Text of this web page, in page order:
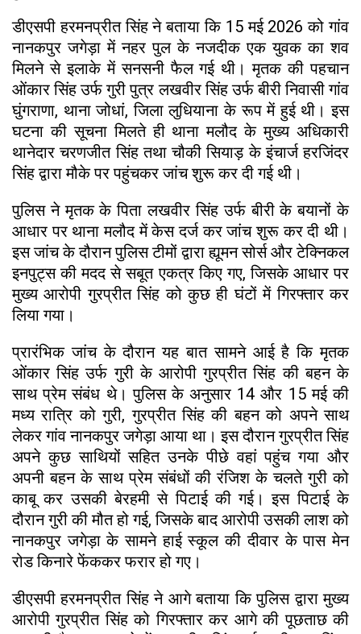
डीएसपी हरमनप्रीत सिंह ने बताया कि 15 मई 2026 को गांव
नानकपुर जगेड़ा में नहर पुल के नजदीक एक युवक का शव
मिलने से इलाके में सनसनी फैल गई थी। मृतक की पहचान
ओंकार सिंह उर्फ गुरी पुत्र लखवीर सिंह उर्फ बीरी निवासी गांव
घुंगराणा, थाना जोधां, जिला लुधियाना के रूप में हुई थी। इस
घटना की सूचना मिलते ही थाना मलौद के मुख्य अधिकारी
थानेदार चरणजीत सिंह तथा चौकी सियाड़ के इंचार्ज हरजिंदर
सिंह द्वारा मौके पर पहुंचकर जांच शुरू कर दी गई थी।
पुलिस ने मृतक के पिता लखवीर सिंह उर्फ बीरी के बयानों के
आधार पर थाना मलौद में केस दर्ज कर जांच शुरू कर दी थी।
इस जांच के दौरान पुलिस टीमों द्वारा ह्यूमन सोर्स और टेक्निकल
इनपुट्स की मदद से सबूत एकत्र किए गए, जिसके आधार पर
मुख्य आरोपी गुरप्रीत सिंह को कुछ ही घंटों में गिरफ्तार कर
लिया गया।
प्रारंभिक जांच के दौरान यह बात सामने आई है कि मृतक
ओंकार सिंह उर्फ गुरी के आरोपी गुरप्रीत सिंह की बहन के
साथ प्रेम संबंध थे। पुलिस के अनुसार 14 और 15 मई की
मध्य रात्रि को गुरी, गुरप्रीत सिंह की बहन को अपने साथ
लेकर गांव नानकपुर जगेड़ा आया था। इस दौरान गुरप्रीत सिंह
अपने कुछ साथियों सहित उनके पीछे वहां पहुंच गया और
अपनी बहन के साथ प्रेम संबंधों की रंजिश के चलते गुरी को
काबू कर उसकी बेरहमी से पिटाई की गई। इस पिटाई के
दौरान गुरी की मौत हो गई, जिसके बाद आरोपी उसकी लाश को
नानकपुर जगेड़ा के सामने हाई स्कूल की दीवार के पास मेन
रोड किनारे फेंककर फरार हो गए।
डीएसपी हरमनप्रीत सिंह ने आगे बताया कि पुलिस द्वारा मुख्य
आरोपी गुरप्रीत सिंह को गिरफ्तार कर आगे की पूछताछ की